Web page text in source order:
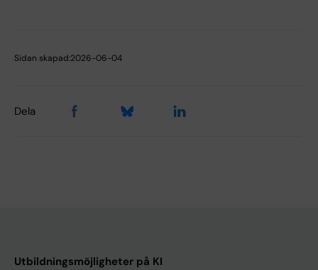
Sidan skapad:2026-06-04
Dela
Utbildningsmöjligheter på KI